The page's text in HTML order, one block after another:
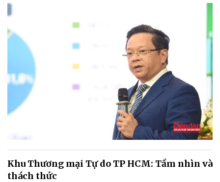
Khu Thương mại Tự do TP HCM: Tầm nhìn và
thách thức